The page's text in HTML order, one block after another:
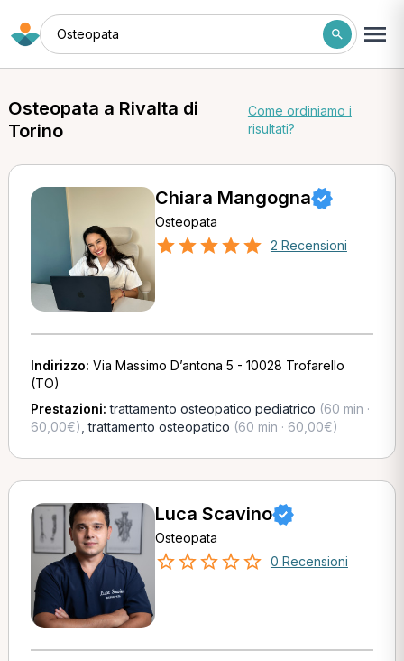
Osteopata
Osteopata a Rivalta di
Torino
Come ordiniamo i
risultati?
Chiara Mangogna
Osteopata
2 Recensioni
Indirizzo: Via Massimo D’antona 5 - 10028 Trofarello
(TO)
Prestazioni:trattamento osteopatico pediatrico (60 min ·
60,00€) ,trattamento osteopatico (60 min · 60,00€)
Luca Scavino
Osteopata
0 Recensioni